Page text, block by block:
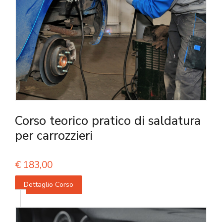
Corso teorico pratico di saldatura
per carrozzieri
€ 183,00
Dettaglio Corso